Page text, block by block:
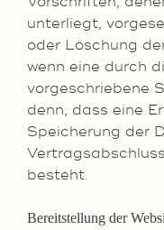
unterliegt,
oder Löschung
wenn eine durch
vorgeschriebene
denn, dass eine
Speicherung der
besteht.
Bereitstellung der